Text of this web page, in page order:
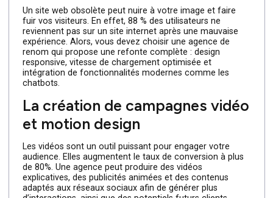
Pour se démarquer à Paris, une simple présence en
ne suffit plus ! Les entreprises doivent innover pour
capter l’attention et fidéliser leur audience. Voici
comment une agence marketing peut vous aider à y
parvenir grâce à des services modernes et
La refonte de votre site web
Un site web obsolète peut nuire à votre image et faire
fuir vos visiteurs. En effet, 88 % des utilisateurs ne
reviennent pas sur un site internet après une mauvaise
expérience. Alors, vous devez choisir une agence de
renom qui propose une refonte complète : design
responsive, vitesse de chargement optimisée et
intégration de fonctionnalités modernes comme les
chatbots.